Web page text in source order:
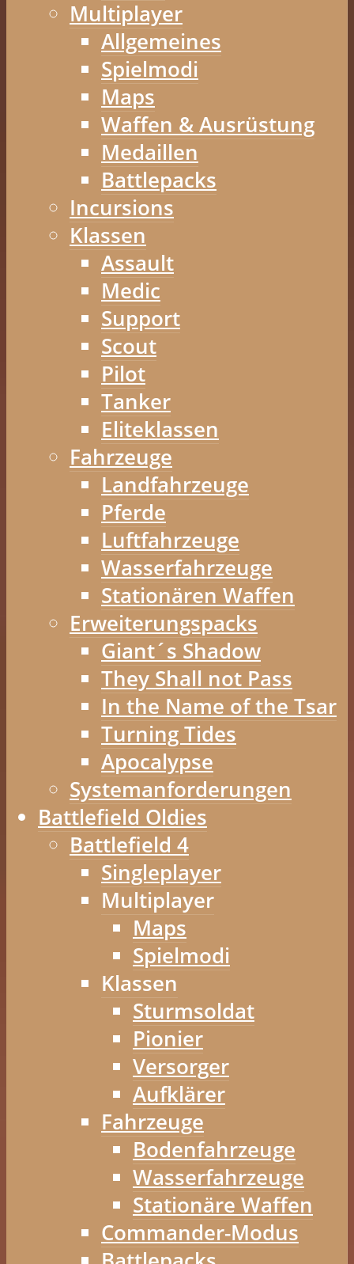
Multiplayer
Allgemeines
Spielmodi
Maps
Waffen & Ausrüstung
Medaillen
Battlepacks
Incursions
Klassen
Assault
Medic
Support
Scout
Pilot
Tanker
Eliteklassen
Fahrzeuge
Landfahrzeuge
Pferde
Luftfahrzeuge
Wasserfahrzeuge
Stationären Waffen
Erweiterungspacks
Giant´s Shadow
They Shall not Pass
In the Name of the Tsar
Turning Tides
Apocalypse
Systemanforderungen
Battlefield Oldies
Battlefield 4
Singleplayer
Multiplayer
Maps
Spielmodi
Klassen
Sturmsoldat
Pionier
Versorger
Aufklärer
Fahrzeuge
Bodenfahrzeuge
Wasserfahrzeuge
Stationäre Waffen
Commander-Modus